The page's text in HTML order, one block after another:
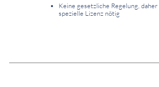
Keine gesetzliche Regelung, daher
spezielle Lizenz nötig